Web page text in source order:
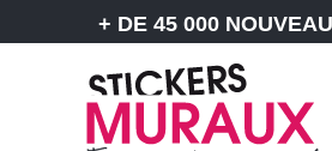
+ DE 45 000